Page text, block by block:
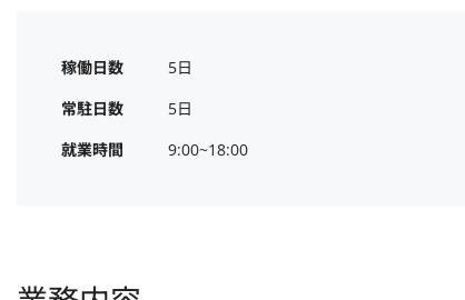
稼働日数
5日
常駐日数
5日
就業時間
9:00~18:00